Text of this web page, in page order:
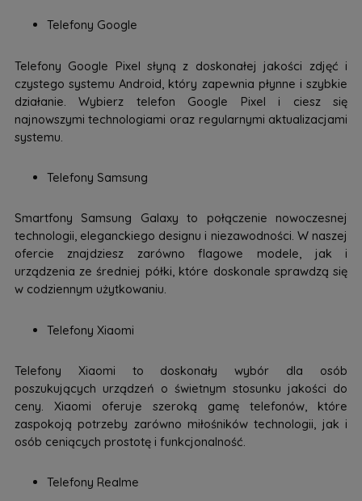
Telefony Google
Telefony Google Pixel słyną z doskonałej jakości zdjęć i
czystego systemu Android, który zapewnia płynne i szybkie
działanie. Wybierz telefon Google Pixel i ciesz się
najnowszymi technologiami oraz regularnymi aktualizacjami
systemu.
Telefony Samsung
Smartfony Samsung Galaxy to połączenie nowoczesnej
technologii, eleganckiego designu i niezawodności. W naszej
ofercie znajdziesz zarówno flagowe modele, jak i
urządzenia ze średniej półki, które doskonale sprawdzą się
w codziennym użytkowaniu.
Telefony Xiaomi
Telefony Xiaomi to doskonały wybór dla osób
poszukujących urządzeń o świetnym stosunku jakości do
ceny. Xiaomi oferuje szeroką gamę telefonów, które
zaspokoją potrzeby zarówno miłośników technologii, jak i
osób ceniących prostotę i funkcjonalność.
Telefony Realme